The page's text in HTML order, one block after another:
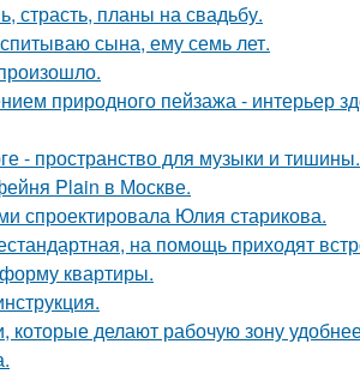
страсть, планы на свадьбу.
сына, ему семь лет.
природного пейзажа - интерьер
- пространство для музыки и тишины.
Plain в Москве.
спроектировала Юлия старикова.
на помощь приходят
квартиры.
делают рабочую зону